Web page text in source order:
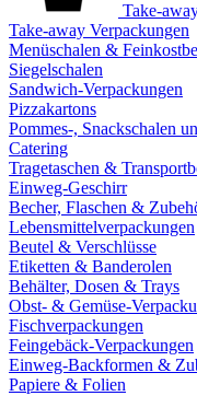
Take-
Take-away Verpackungen
Menüschalen &
Siegelschalen
Sandwich-Verpackungen
Pizzakartons
Pommes-, Snackschalen
Catering
Tragetaschen &
Einweg-Geschirr
Becher, Flaschen &
Lebensmittelverpackungen
Beutel & Verschlüsse
Etiketten & Banderolen
Behälter, Dosen & Trays
Obst- & Gemüse-
Fischverpackungen
Feingebäck-Verpackungen
Einweg-Backformen &
Papiere & Folien